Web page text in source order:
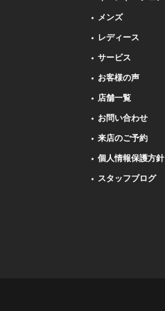
メンズ
レディース
サービス
お客様の声
店舗一覧
お問い合わせ
来店のご予約
個人情報保護方針
スタッフブログ